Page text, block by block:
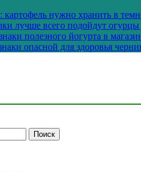
картофель нужно хранить в
лучше всего подойдут
полезного йогурта в
опасной для здоровья